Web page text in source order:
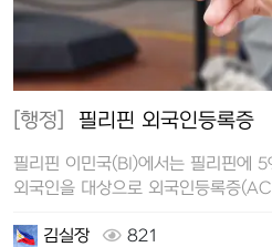
[행정] 필리핀 외국인등록증
필리핀 이민국(BI)에서는 필리핀에
외국인을 대상으로 외국인등록증
김실장
821